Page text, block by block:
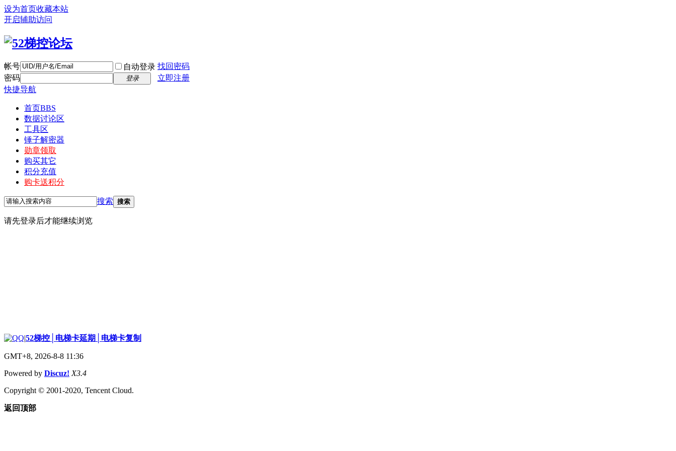
设为首页收藏本站
开启辅助访问
帐号 自动登录 找回密码
密码
登录
立即注册
快捷导航
首页BBS
数据讨论区
工具区
锤子解密器
勋章领取
购买其它
积分充值
购卡送积分
搜索 搜索
请先登录后才能继续浏览
|52梯控│电梯卡延期│电梯卡复制
GMT+8, 2026-8-8 11:36
Powered by Discuz! X3.4
Copyright © 2001-2020, Tencent Cloud.
返回顶部